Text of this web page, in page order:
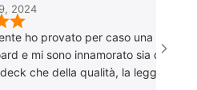
ho provato per caso una tavola
e mi sono innamorato sia dello
che della qualità, la leggerezza